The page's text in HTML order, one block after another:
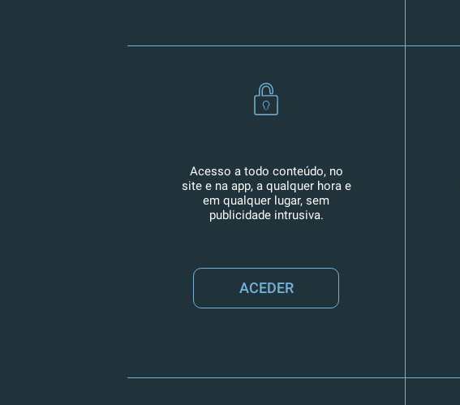
Acesso a todo conteúdo, no
site e na app, a qualquer hora e
em qualquer lugar, sem
publicidade intrusiva.
ACEDER